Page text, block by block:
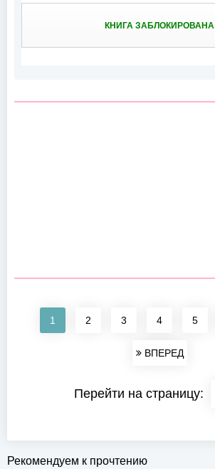
КНИГА ЗАБЛОКИРОВАНА
1 2 3 4 5
ВПЕРЕД
Перейти на страницу:
Рекомендуем к прочтению